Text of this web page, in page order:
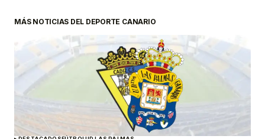
MÁS NOTICIAS DEL DEPORTE CANARIO